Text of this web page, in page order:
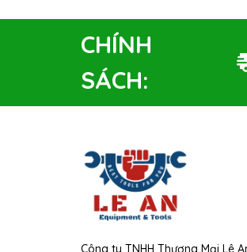
CHÍNH
SÁCH:
Công ty TNHH Thương Mại Lê